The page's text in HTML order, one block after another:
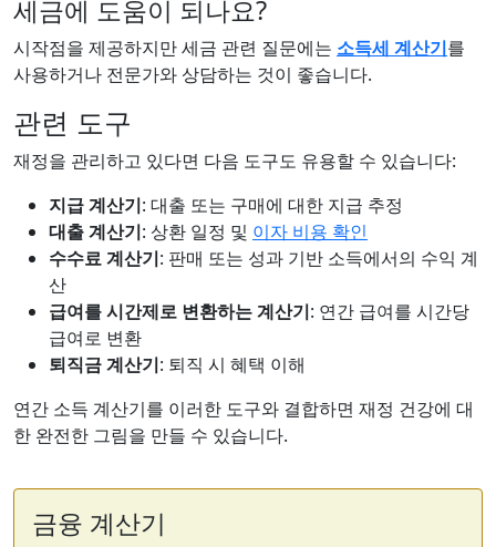
세금에 도움이 되나요?
시작점을 제공하지만 세금 관련 질문에는 소득세 계산기를
사용하거나 전문가와 상담하는 것이 좋습니다.
관련 도구
재정을 관리하고 있다면 다음 도구도 유용할 수 있습니다:
지급 계산기: 대출 또는 구매에 대한 지급 추정
대출 계산기: 상환 일정 및 이자 비용 확인
수수료 계산기: 판매 또는 성과 기반 소득에서의 수익 계
산
급여를 시간제로 변환하는 계산기: 연간 급여를 시간당
급여로 변환
퇴직금 계산기: 퇴직 시 혜택 이해
연간 소득 계산기를 이러한 도구와 결합하면 재정 건강에 대
한 완전한 그림을 만들 수 있습니다.
금융 계산기